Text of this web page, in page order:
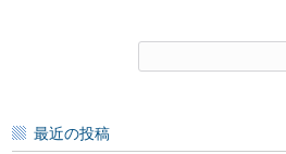
索:
最近の投稿